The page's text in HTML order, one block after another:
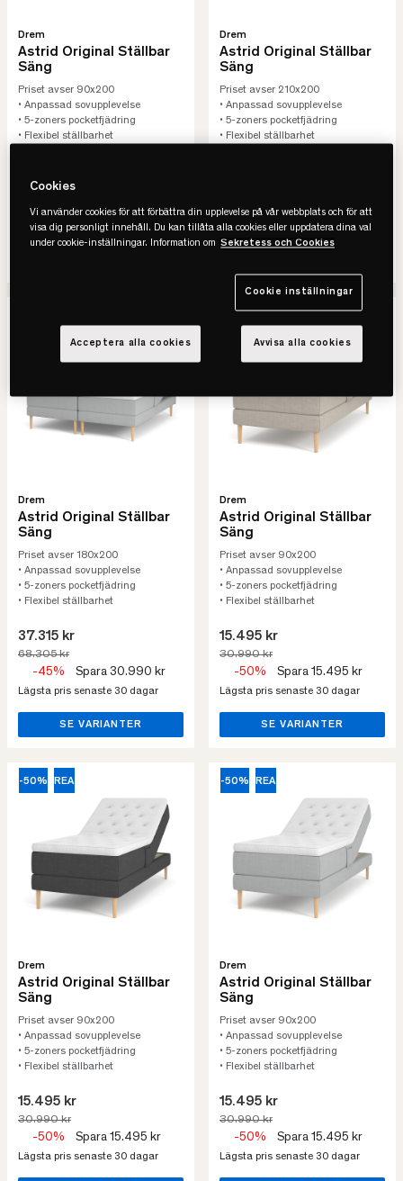
Drem
Astrid Original Ställbar
Säng
Priset avser 90x200
• Anpassad sovupplevelse
• 5-zoners pocketfjädring
• Flexibel ställbarhet
30.990 kr
-50% Spara 15.495 kr
Lägsta pris senaste 30 dagar
Drem
Astrid Original Ställbar
Säng
Priset avser 210x200
• Anpassad sovupplevelse
• 5-zoners pocketfjädring
• Flexibel ställbarhet
-46% Spara 36.990 kr
Lägsta pris senaste 30 dagar
Drem
Astrid Original Ställbar
Säng
Priset avser 180x200
• Anpassad sovupplevelse
• 5-zoners pocketfjädring
• Flexibel ställbarhet
37.315 kr
68.305 kr
-45% Spara 30.990 kr
Lägsta pris senaste 30 dagar
SE VARIANTER
Drem
Astrid Original Ställbar
Säng
Priset avser 90x200
• Anpassad sovupplevelse
• 5-zoners pocketfjädring
• Flexibel ställbarhet
15.495 kr
30.990 kr
-50% Spara 15.495 kr
Lägsta pris senaste 30 dagar
SE VARIANTER
-50% REA
Drem
Astrid Original Ställbar
Säng
Priset avser 90x200
• Anpassad sovupplevelse
• 5-zoners pocketfjädring
• Flexibel ställbarhet
15.495 kr
30.990 kr
-50% Spara 15.495 kr
Lägsta pris senaste 30 dagar
-50% REA
Drem
Astrid Original Ställbar
Säng
Priset avser 90x200
• Anpassad sovupplevelse
• 5-zoners pocketfjädring
• Flexibel ställbarhet
15.495 kr
30.990 kr
-50% Spara 15.495 kr
Lägsta pris senaste 30 dagar
Cookies
Vi använder cookies för att förbättra din upplevelse på vår webbplats och för att
visa dig personligt innehåll. Du kan tillåta alla cookies eller uppdatera dina val
under cookie-inställningar. Information om Sekretess och Cookies
Cookie inställningar
Avvisa alla cookies
Acceptera alla cookies